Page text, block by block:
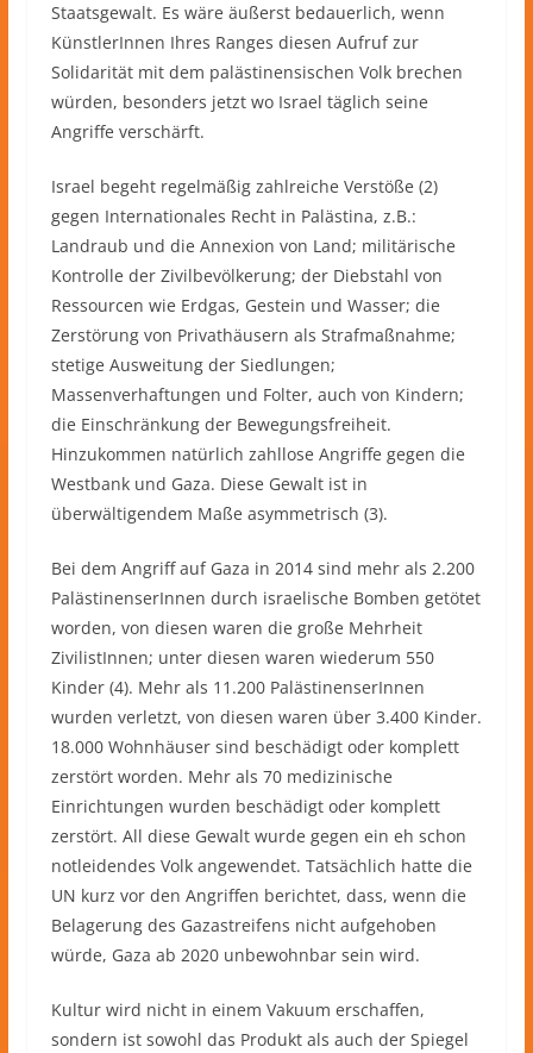
Staatsgewalt. Es wäre äußerst bedauerlich, wenn
KünstlerInnen Ihres Ranges diesen Aufruf zur
Solidarität mit dem palästinensischen Volk brechen
würden, besonders jetzt wo Israel täglich seine
Angriffe verschärft.
Israel begeht regelmäßig zahlreiche Verstöße (2)
gegen Internationales Recht in Palästina, z.B.:
Landraub und die Annexion von Land; militärische
Kontrolle der Zivilbevölkerung; der Diebstahl von
Ressourcen wie Erdgas, Gestein und Wasser; die
Zerstörung von Privathäusern als Strafmaßnahme;
stetige Ausweitung der Siedlungen;
Massenverhaftungen und Folter, auch von Kindern;
die Einschränkung der Bewegungsfreiheit.
Hinzukommen natürlich zahllose Angriffe gegen die
Westbank und Gaza. Diese Gewalt ist in
überwältigendem Maße asymmetrisch (3).
Bei dem Angriff auf Gaza in 2014 sind mehr als 2.200
PalästinenserInnen durch israelische Bomben getötet
worden, von diesen waren die große Mehrheit
ZivilistInnen; unter diesen waren wiederum 550
Kinder (4). Mehr als 11.200 PalästinenserInnen
wurden verletzt, von diesen waren über 3.400 Kinder.
18.000 Wohnhäuser sind beschädigt oder komplett
zerstört worden. Mehr als 70 medizinische
Einrichtungen wurden beschädigt oder komplett
zerstört. All diese Gewalt wurde gegen ein eh schon
notleidendes Volk angewendet. Tatsächlich hatte die
UN kurz vor den Angriffen berichtet, dass, wenn die
Belagerung des Gazastreifens nicht aufgehoben
würde, Gaza ab 2020 unbewohnbar sein wird.
Kultur wird nicht in einem Vakuum erschaffen,
sondern ist sowohl das Produkt als auch der Spiegel